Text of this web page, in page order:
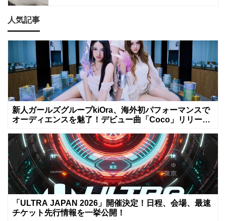
人気記事
新人ガールズグループkiOra、海外初パフォーマンスで
オーディエンスを魅了！デビュー曲「Coco」リリース
「ULTRA JAPAN 2026」開催決定！日程、会場、最速
チケット先行情報を一挙公開！